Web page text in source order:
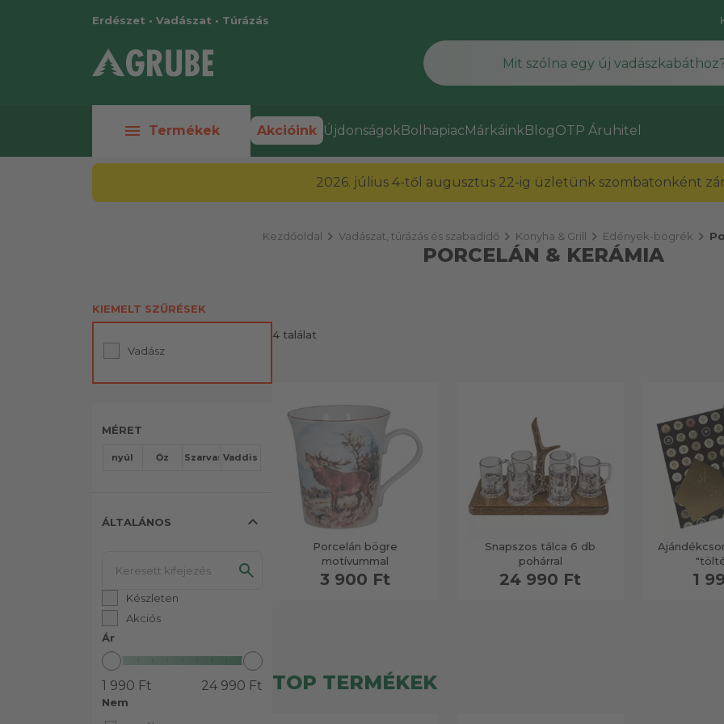
Erdészet • Vadászat • Túrázás
menu Termékek Akcióink ÚjdonságokBolhapiacMárkáinkBlogOTP Áruhitel
2026. július 4-től augusztus 22-ig üzletünk szombatonként
Kezdőoldal chevron_right Vadászat, túrázás és szabadidő chevron_right Konyha & Grill chevron_right Edények-bögrék chevron_right
PORCELÁN & KERÁMIA
4 találat
Porcelán bögre
motívummal
3 900 Ft
Snapszos tálca 6 db
pohárral
24 990 Ft 1
TOP TERMÉKEK
KIEMELT SZŰRÉSEK
Vadász
MÉRET
nyúl Őz Szarvas Vaddisznó
ÁLTALÁNOS expand_less
Készleten
Akciós
Ár
1 990 Ft 24 990 Ft
Nem